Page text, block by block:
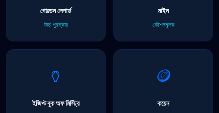
গোল্ডেন লেপার্ড
উচ্চ পুরস্কার
মাইন
কৌশলমূলক
🏺
ইজিপ্ট বুক অফ মিস্ট্রি
🪙
কয়েন